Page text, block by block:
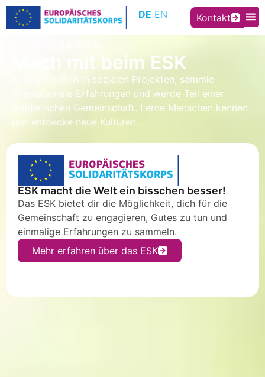
springen
Kontakt
DE EN
Mach mit beim ESK
Engagiere dich in sozialen Projekten, sammle
internationale Erfahrungen und werde Teil einer
solidarischen Gemeinschaft. Lerne Menschen kennen
und entdecke neue Kulturen.
ESK macht die Welt ein bisschen besser!
Das ESK bietet dir die Möglichkeit, dich für die
Gemeinschaft zu engagieren, Gutes zu tun und
einmalige Erfahrungen zu sammeln.
Mehr erfahren über das ESK